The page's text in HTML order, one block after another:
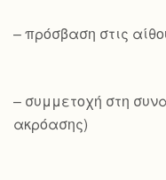
– πρόσβαση στις
– συμμετοχή στη
ακρόασης)